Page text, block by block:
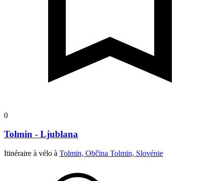
0
Tolmin - Ljublana
Itinéraire à vélo à Tolmin, Občina Tolmin, Slovénie